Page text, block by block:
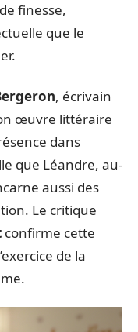
finesse,
que le
, écrivain
œuvre littéraire
dans
que Léandre, au-
aussi des
Le critique
confirme cette
de la